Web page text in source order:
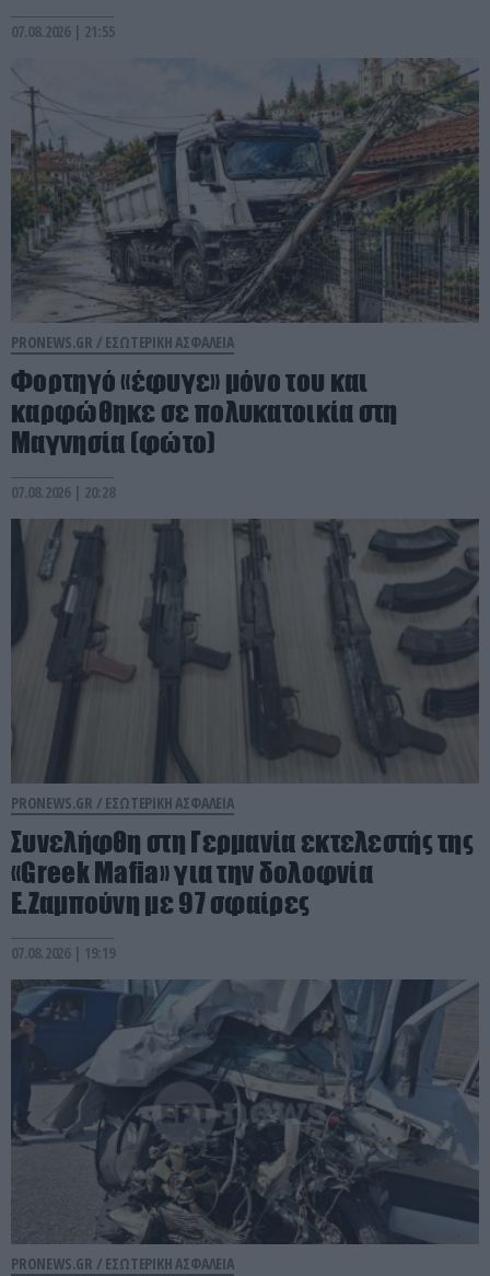
07.08.2026 | 21:55
PRONEWS.GR / ΕΣΩΤΕΡΙΚΗ ΑΣΦΑΛΕΙΑ
Φορτηγό «έφυγε» μόνο του και
καρφώθηκε σε πολυκατοικία στη
Μαγνησία (φώτο)
07.08.2026 | 20:28
PRONEWS.GR / ΕΣΩΤΕΡΙΚΗ ΑΣΦΑΛΕΙΑ
Συνελήφθη στη Γερμανία εκτελεστής της
«Greek Mafia» για την δολοφνία
Ε.Ζαμπούνη με 97 σφαίρες
07.08.2026 | 19:19
PRONEWS.GR / ΕΣΩΤΕΡΙΚΗ ΑΣΦΑΛΕΙΑ